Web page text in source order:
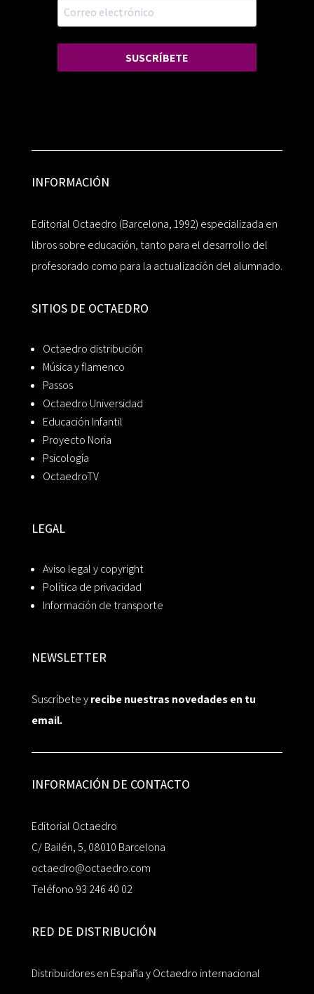
SUSCRÍBETE
INFORMACIÓN
Editorial Octaedro (Barcelona, 1992) especializada en
libros sobre educación, tanto para el desarrollo del
profesorado como para la actualización del alumnado.
SITIOS DE OCTAEDRO
Octaedro distribución
Música y flamenco
Passos
Octaedro Universidad
Educación Infantil
Proyecto Noria
Psicología
OctaedroTV
LEGAL
Aviso legal y copyright
Política de privacidad
Información de transporte
NEWSLETTER
Suscríbete yrecibe nuestras novedades en tu
email.
INFORMACIÓN DE CONTACTO
Editorial Octaedro
C/ Bailén, 5, 08010 Barcelona
octaedro@octaedro.com
Teléfono 93 246 40 02
RED DE DISTRIBUCIÓN
Distribuidores en España y Octaedro internacional